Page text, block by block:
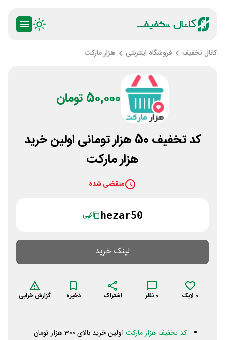
کانال تخفیف فروشگاه اینترنتی هزار مارکت
50,000 تومان
کد تخفیف 50 هزار تومانی اولین خرید
هزار مارکت
منقضی شده
hezar50 کپی
لینک خرید
0 لایک 0 نظر اشتراک ذخیره گزارش خرابی
کد تخفیف هزار مارکت اولین خرید بالای 300 هزار تومان